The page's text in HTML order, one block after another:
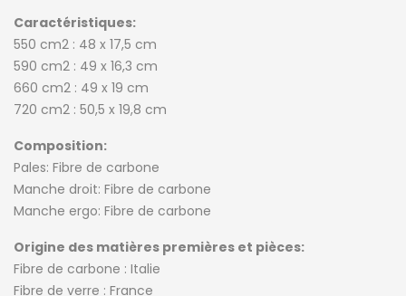
Caractéristiques:
550 cm2 : 48 x 17,5 cm
590 cm2 : 49 x 16,3 cm
660 cm2 : 49 x 19 cm
720 cm2 : 50,5 x 19,8 cm
Composition:
Pales: Fibre de carbone
Manche droit: Fibre de carbone
Manche ergo: Fibre de carbone
Origine des matières premières et pièces:
Fibre de carbone : Italie
Fibre de verre : France